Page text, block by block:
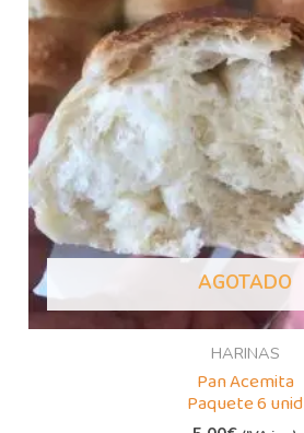
AGOTADO
HARINAS
Pan Acemita
Paquete 6 unid